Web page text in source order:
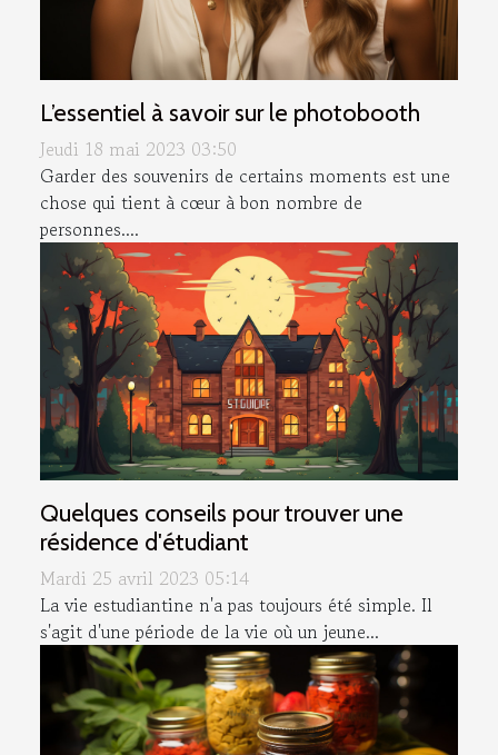
L’essentiel à savoir sur le photobooth
Jeudi 18 mai 2023 03:50
Garder des souvenirs de certains moments est une
chose qui tient à cœur à bon nombre de
personnes....
Quelques conseils pour trouver une
résidence d'étudiant
Mardi 25 avril 2023 05:14
La vie estudiantine n'a pas toujours été simple. Il
s'agit d'une période de la vie où un jeune...